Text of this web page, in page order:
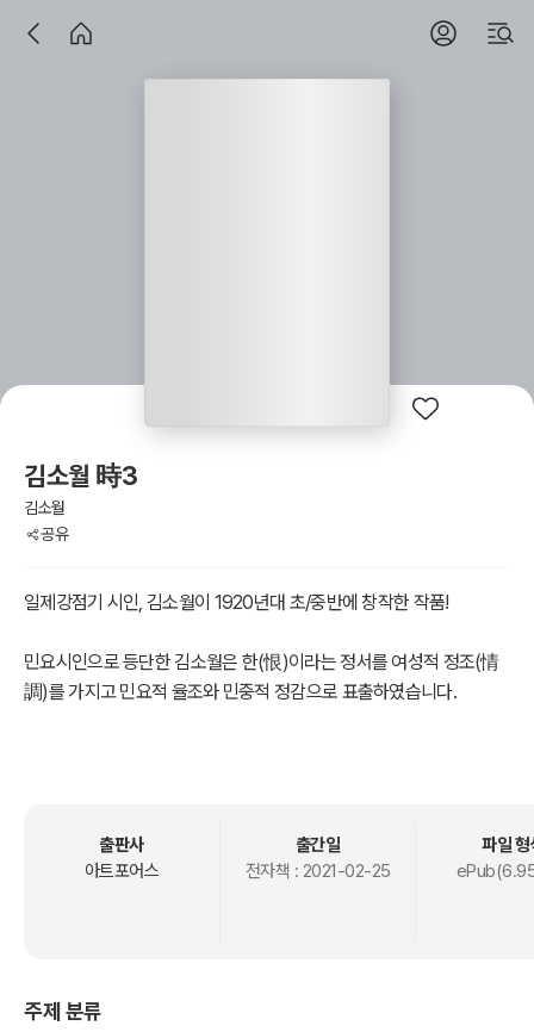
김소월 時3
김소월
공유
일제강점기 시인, 김소월이 1920년대 초/중반에 창작한 작품!
민요시인으로 등단한 김소월은 한(恨)이라는 정서를 여성적 정조(情
調)를 가지고 민요적 율조와 민중적 정감으로 표출하였습니다.
1923년 창작하여 《배재(培材)》 《개벽(開闢)》 《신천지》 등에 발표된
20여 편의 시와 1924년 창작하여 《영대(靈臺)》 《동아일보(東亞日
어서는 시인으로 평가되는 작품들을 감상해 보시기 바랍니다.
출판사
아트포어스
출간일
전자책 : 2021-02-25
파일 형
주제 분류